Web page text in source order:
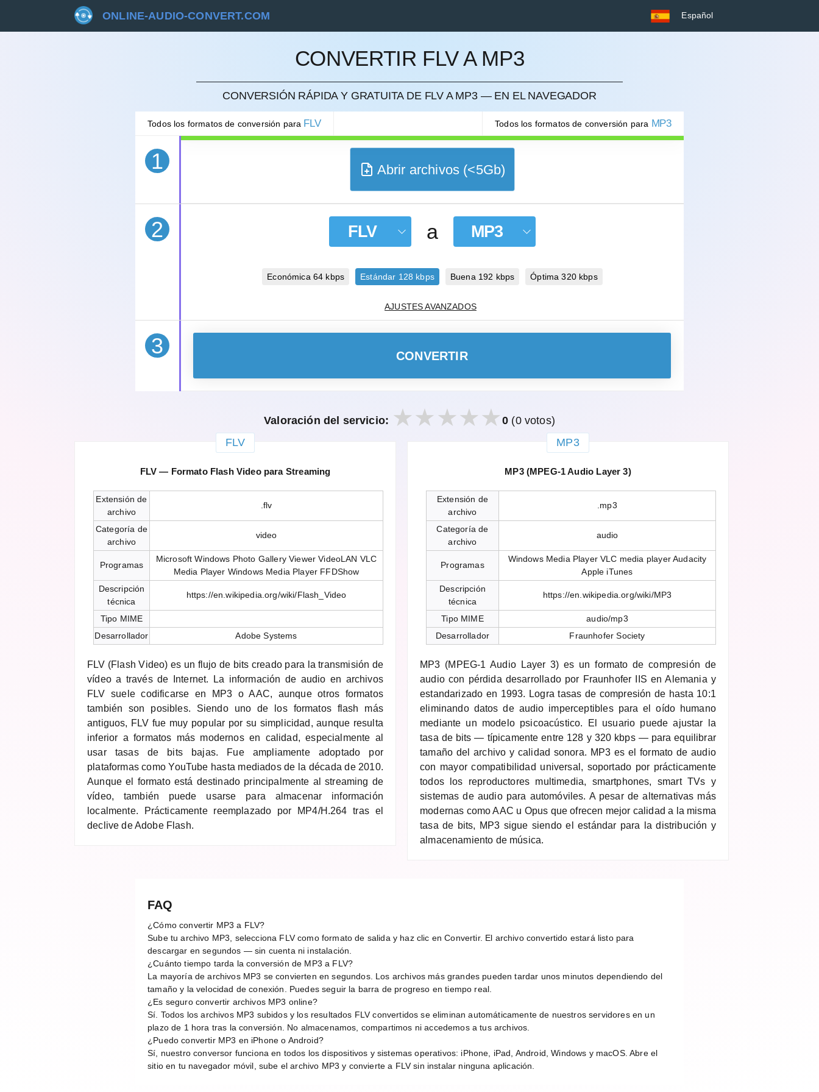
ONLINE-AUDIO-CONVERT.COM Español
CONVERTIR FLV A MP3
CONVERSIÓN RÁPIDA Y GRATUITA DE FLV A MP3 — EN EL NAVEGADOR
Todos los formatos de conversión para FLV Todos los formatos de conversión para MP3
1
CANCELAR
Abrir archivos (<5Gb)
2 FLV a MP3
Económica 64 kbps Estándar 128 kbps Buena 192 kbps Óptima 320 kbps
AJUSTES AVANZADOS
3 CONVERTIR
Valoración del servicio: 0 (0 votos)
FLV
FLV — Formato Flash Video para Streaming
Extensión de
archivo
.flv
Categoría de
archivo
video
Programas
Microsoft Windows Photo Gallery Viewer VideoLAN VLC
Media Player Windows Media Player FFDShow
Descripción
técnica
https://en.wikipedia.org/wiki/Flash_Video
Tipo MIME
Desarrollador
Adobe Systems
FLV (Flash Video) es un flujo de bits creado para la transmisión de
vídeo a través de Internet. La información de audio en archivos
FLV suele codificarse en MP3 o AAC, aunque otros formatos
también son posibles. Siendo uno de los formatos flash más
antiguos, FLV fue muy popular por su simplicidad, aunque resulta
inferior a formatos más modernos en calidad, especialmente al
usar tasas de bits bajas. Fue ampliamente adoptado por
plataformas como YouTube hasta mediados de la década de 2010.
Aunque el formato está destinado principalmente al streaming de
vídeo, también puede usarse para almacenar información
localmente. Prácticamente reemplazado por MP4/H.264 tras el
declive de Adobe Flash.
MP3
MP3 (MPEG-1 Audio Layer 3)
Extensión de
archivo
.mp3
Categoría de
archivo
audio
Programas
Windows Media Player VLC media player Audacity
Apple iTunes
Descripción
técnica
https://en.wikipedia.org/wiki/MP3
Tipo MIME
audio/mp3
Desarrollador
Fraunhofer Society
MP3 (MPEG-1 Audio Layer 3) es un formato de compresión de
audio con pérdida desarrollado por Fraunhofer IIS en Alemania y
estandarizado en 1993. Logra tasas de compresión de hasta 10:1
eliminando datos de audio imperceptibles para el oído humano
mediante un modelo psicoacústico. El usuario puede ajustar la
tasa de bits — típicamente entre 128 y 320 kbps — para equilibrar
tamaño del archivo y calidad sonora. MP3 es el formato de audio
con mayor compatibilidad universal, soportado por prácticamente
todos los reproductores multimedia, smartphones, smart TVs y
sistemas de audio para automóviles. A pesar de alternativas más
modernas como AAC u Opus que ofrecen mejor calidad a la misma
tasa de bits, MP3 sigue siendo el estándar para la distribución y
almacenamiento de música.
FAQ
¿Cómo convertir MP3 a FLV?
Sube tu archivo MP3, selecciona FLV como formato de salida y haz clic en Convertir. El archivo convertido estará listo para
descargar en segundos — sin cuenta ni instalación.
¿Cuánto tiempo tarda la conversión de MP3 a FLV?
La mayoría de archivos MP3 se convierten en segundos. Los archivos más grandes pueden tardar unos minutos dependiendo del
tamaño y la velocidad de conexión. Puedes seguir la barra de progreso en tiempo real.
¿Es seguro convertir archivos MP3 online?
Sí. Todos los archivos MP3 subidos y los resultados FLV convertidos se eliminan automáticamente de nuestros servidores en un
plazo de 1 hora tras la conversión. No almacenamos, compartimos ni accedemos a tus archivos.
¿Puedo convertir MP3 en iPhone o Android?
Sí, nuestro conversor funciona en todos los dispositivos y sistemas operativos: iPhone, iPad, Android, Windows y macOS. Abre el
sitio en tu navegador móvil, sube el archivo MP3 y convierte a FLV sin instalar ninguna aplicación.